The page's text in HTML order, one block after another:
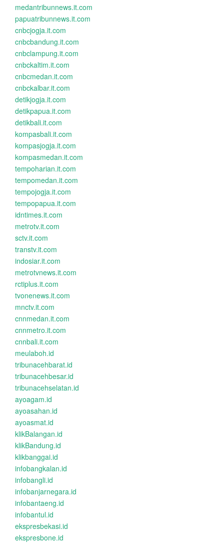
medantribunnews.it.com
papuatribunnews.it.com
cnbcjogja.it.com
cnbcbandung.it.com
cnbclampung.it.com
cnbckaltim.it.com
cnbcmedan.it.com
cnbckalbar.it.com
detikjogja.it.com
detikpapua.it.com
detikbali.it.com
kompasbali.it.com
kompasjogja.it.com
kompasmedan.it.com
tempoharian.it.com
tempomedan.it.com
tempojogja.it.com
tempopapua.it.com
idntimes.it.com
metrotv.it.com
sctv.it.com
transtv.it.com
indosiar.it.com
metrotvnews.it.com
rctiplus.it.com
tvonenews.it.com
mnctv.it.com
cnnmedan.it.com
cnnmetro.it.com
cnnbali.it.com
meulaboh.id
tribunacehbarat.id
tribunacehbesar.id
tribunacehselatan.id
ayoagam.id
ayoasahan.id
ayoasmat.id
klikBalangan.id
klikBandung.id
klikbanggai.id
infobangkalan.id
infobangli.id
infobanjarnegara.id
infobantaeng.id
infobantul.id
ekspresbekasi.id
ekspresbone.id